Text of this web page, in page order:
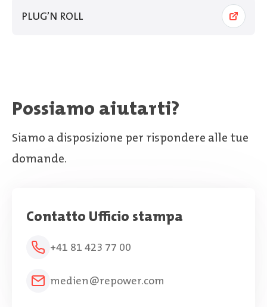
PLUG’N ROLL
Possiamo aiutarti?
Siamo a disposizione per rispondere alle tue
domande.
Contatto Ufficio stampa
+41 81 423 77 00
medien@repower.com